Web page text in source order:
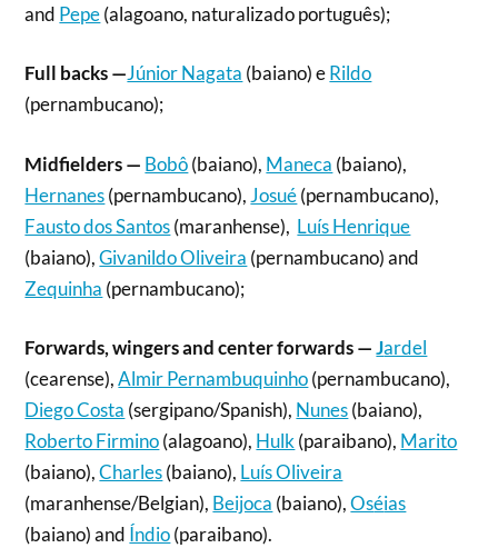
and Pepe(alagoano, naturalizado português);
Full backs —Júnior Nagata (baiano) eRildo
(pernambucano);
Midfielders — Bobô(baiano), Maneca (baiano),
Hernanes(pernambucano), Josué(pernambucano),
Fausto dos Santos(maranhense), Luís Henrique
(baiano),Givanildo Oliveira (pernambucano) and
Zequinha (pernambucano);
Forwards, wingers and center forwards —Jardel
(cearense),Almir Pernambuquinho(pernambucano),
Diego Costa (sergipano/Spanish), Nunes(baiano),
Roberto Firmino(alagoano), Hulk(paraibano), Marito
(baiano),Charles(baiano), Luís Oliveira
(maranhense/Belgian), Beijoca (baiano),Oséias
(baiano) and Índio(paraibano).